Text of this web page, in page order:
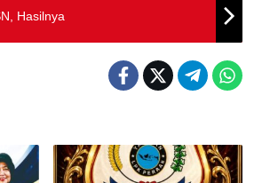
Hasilnya